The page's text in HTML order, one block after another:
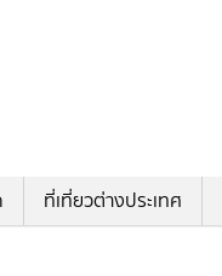
ที่เที่ยวต่างประเทศ